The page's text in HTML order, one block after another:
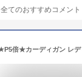
全てのおすすめコメント